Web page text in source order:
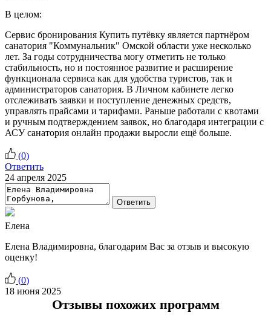
В целом:
Сервис бронирования Купить путёвку является партнёром
санатория "Коммунальник" Омской области уже несколько
лет. За годы сотрудничества могу отметить не только
стабильность, но и постоянное развитие и расширение
функционала сервиса как для удобства туристов, так и
администраторов санатория. В Личном кабинете легко
отслеживать заявки и поступление денежных средств,
управлять прайсами и тарифами. Раньше работали с квотами
и ручным подтверждением заявок, но благодаря интеграции с
АСУ санатория онлайн продажи выросли ещё больше.
(0)
Ответить
24 апреля 2025
Ответить
Елена
Елена Владимировна, благодарим Вас за отзыв и высокую
оценку!
(0)
18 июня 2025
Отзывы похожих программ